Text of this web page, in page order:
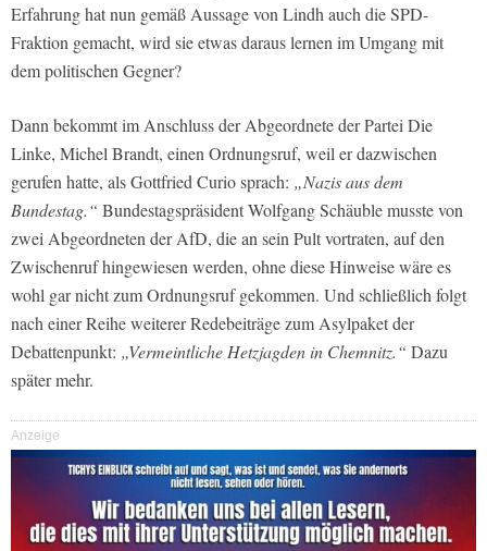
Erfahrung hat nun gemäß Aussage von Lindh auch die SPD-
Fraktion gemacht, wird sie etwas daraus lernen im Umgang mit
dem politischen Gegner?
Dann bekommt im Anschluss der Abgeordnete der Partei Die
Linke, Michel Brandt, einen Ordnungsruf, weil er dazwischen
gerufen hatte, als Gottfried Curio sprach: „Nazis aus dem
Bundestag.“ Bundestagspräsident Wolfgang Schäuble musste von
zwei Abgeordneten der AfD, die an sein Pult vortraten, auf den
Zwischenruf hingewiesen werden, ohne diese Hinweise wäre es
wohl gar nicht zum Ordnungsruf gekommen. Und schließlich folgt
nach einer Reihe weiterer Redebeiträge zum Asylpaket der
Debattenpunkt: „Vermeintliche Hetzjagden in Chemnitz.“ Dazu
später mehr.
Anzeige